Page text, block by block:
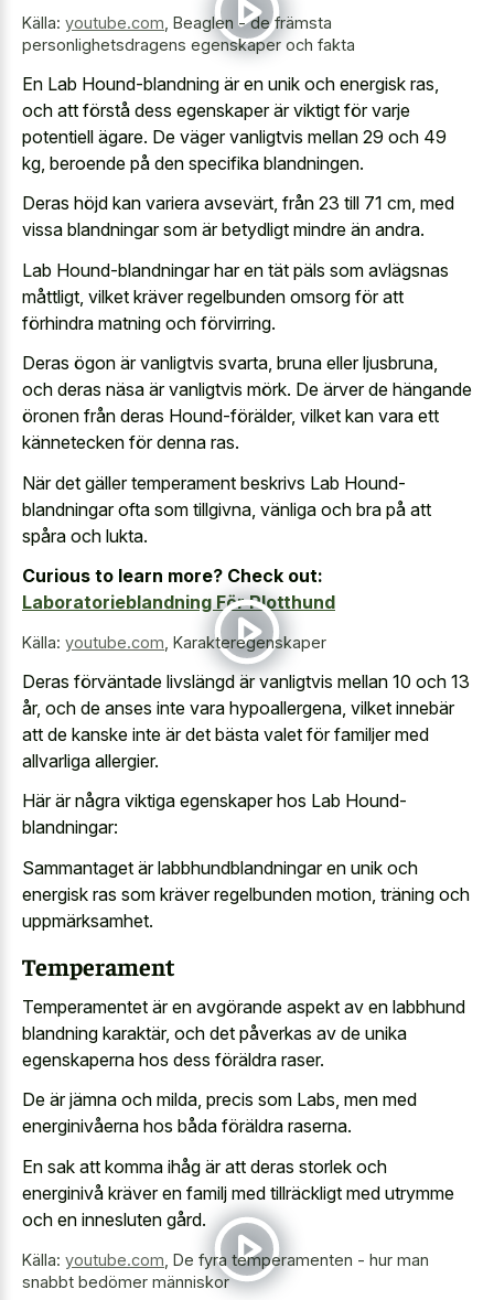
Källa: youtube.com Beaglen - de främsta
personlighetsdragens egenskaper och fakta
En Lab Hound-blandning är en unik och energisk ras,
och att förstå dess egenskaper är viktigt för varje
potentiell ägare. De väger vanligtvis mellan 29 och 49
kg, beroende på den specifika blandningen.
Deras höjd kan variera avsevärt, från 23 till 71 cm, med
vissa blandningar som är betydligt mindre än andra.
Lab Hound-blandningar har en tät päls som avlägsnas
måttligt, vilket kräver regelbunden omsorg för att
förhindra matning och förvirring.
Deras ögon är vanligtvis svarta, bruna eller ljusbruna,
och deras näsa är vanligtvis mörk. De ärver de hängande
öronen från deras Hound-förälder, vilket kan vara ett
kännetecken för denna ras.
När det gäller temperament beskrivs Lab Hound-
blandningar ofta som tillgivna, vänliga och bra på att
spåra och lukta.
Curious to learn more? Check out:
Laboratorieblandning För Plotthund
Källa: youtube.com Karakteregenskaper
Deras förväntade livslängd är vanligtvis mellan 10 och 13
år, och de anses inte vara hypoallergena, vilket innebär
att de kanske inte är det bästa valet för familjer med
allvarliga allergier.
Här är några viktiga egenskaper hos Lab Hound-
blandningar:
Sammantaget är labbhundblandningar en unik och
energisk ras som kräver regelbunden motion, träning och
uppmärksamhet.
Temperament
Temperamentet är en avgörande aspekt av en labbhund
blandning karaktär, och det påverkas av de unika
egenskaperna hos dess föräldra raser.
De är jämna och milda, precis som Labs, men med
energinivåerna hos båda föräldra raserna.
En sak att komma ihåg är att deras storlek och
energinivå kräver en familj med tillräckligt med utrymme
och en innesluten gård.
Källa: youtube.com De fyra temperamenten - hur man
snabbt bedömer människor